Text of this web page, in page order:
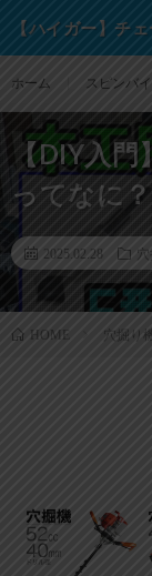
【ハイガー】チ
ホーム スピンバイ
【DIY入門
ってなに
2025.02.28
HOME 穴掘り機